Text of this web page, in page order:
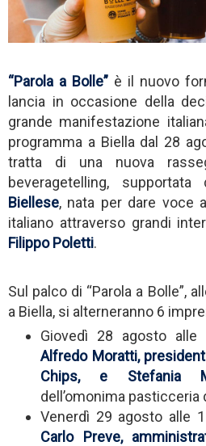
“Parola a Bolle” è il nuovo
lancia in occasione della
grande manifestazione
programma a Biella dal 28
tratta di una nuova
beveragetelling, supportata
Biellese, nata per dare voce
italiano attraverso grandi
Filippo Poletti.
Sul palco di “Parola a Bolle”,
a Biella, si alterneranno 6
Giovedì 28 agosto alle
Alfredo Moratti,
Chips, e Stefania
dell’omonima pasticceria
Venerdì 29 agosto alle
Carlo Preve,